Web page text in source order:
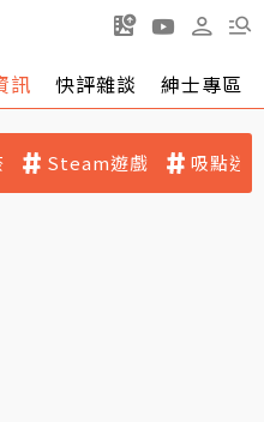
訊 快評雜談 紳士專區
Steam遊戲 吸點迷